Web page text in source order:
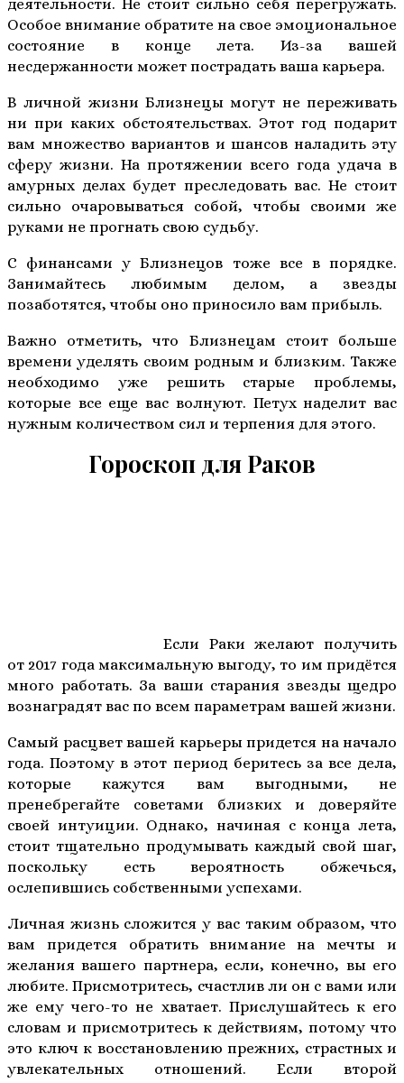
деятельности. Не стоит сильно себя перегружать.
Особое внимание обратите на свое эмоциональное
состояние в конце лета. Из-за вашей
несдержанности может пострадать ваша карьера.
В личной жизни Близнецы могут не переживать
ни при каких обстоятельствах. Этот год подарит
вам множество вариантов и шансов наладить эту
сферу жизни. На протяжении всего года удача в
амурных делах будет преследовать вас. Не стоит
сильно очаровываться собой, чтобы своими же
руками не прогнать свою судьбу.
С финансами у Близнецов тоже все в порядке.
Занимайтесь любимым делом, а звезды
позаботятся, чтобы оно приносило вам прибыль.
Важно отметить, что Близнецам стоит больше
времени уделять своим родным и близким. Также
необходимо уже решить старые проблемы,
которые все еще вас волнуют. Петух наделит вас
нужным количеством сил и терпения для этого.
Гороскоп для Раков
Если Раки желают получить
от 2017 года максимальную выгоду, то им придётся
много работать. За ваши старания звезды щедро
вознаградят вас по всем параметрам вашей жизни.
Самый расцвет вашей карьеры придется на начало
года. Поэтому в этот период беритесь за все дела,
которые кажутся вам выгодными, не
пренебрегайте советами близких и доверяйте
своей интуиции. Однако, начиная с конца лета,
стоит тщательно продумывать каждый свой шаг,
поскольку есть вероятность обжечься,
ослепившись собственными успехами.
Личная жизнь сложится у вас таким образом, что
вам придется обратить внимание на мечты и
желания вашего партнера, если, конечно, вы его
любите. Присмотритесь, счастлив ли он с вами или
же ему чего-то не хватает. Прислушайтесь к его
словам и присмотритесь к действиям, потому что
это ключ к восстановлению прежних, страстных и
увлекательных отношений. Если второй